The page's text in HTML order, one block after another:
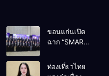
ขอนแก่นเปิด
ฉาก “SMART
EXPO 2026”
ยิ่งใหญ่ หนุนผู้
ท่องเที่ยวไทย